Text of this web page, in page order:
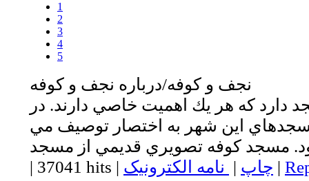
1
2
3
4
5
نجف و كوفه/درباره نجف و كوفه
دارد كه هر يك اهميت خاصي دارند. در
اين شهر به اختصار توصيف مي
| 37041 hits | چاپ | نامه الکترونیک |